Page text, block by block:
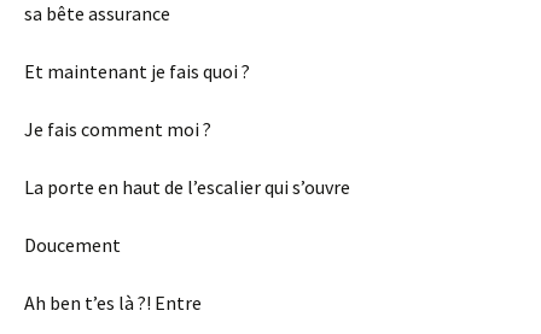
sa bête assurance
Et maintenant je fais quoi ?
Je fais comment moi ?
La porte en haut de l’escalier qui s’ouvre
Doucement
Ah ben t’es là ?! Entre